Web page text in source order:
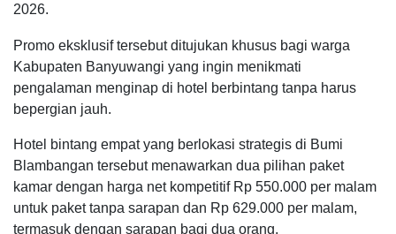
2026.
Promo eksklusif tersebut ditujukan khusus bagi warga
Kabupaten Banyuwangi yang ingin menikmati
pengalaman menginap di hotel berbintang tanpa harus
bepergian jauh.
Hotel bintang empat yang berlokasi strategis di Bumi
Blambangan tersebut menawarkan dua pilihan paket
kamar dengan harga net kompetitif Rp 550.000 per malam
untuk paket tanpa sarapan dan Rp 629.000 per malam,
termasuk dengan sarapan bagi dua orang.